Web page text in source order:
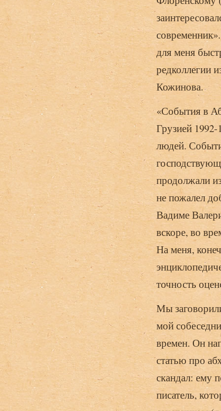
для меня
редколлегии
Кожинова.
«События в
Грузией
людей.
продолжали
не пожалел
Вадиме
вскоре, во
На меня,
точность
Мы
мой
времен. Он
статью про
скандал: ему
писатель,